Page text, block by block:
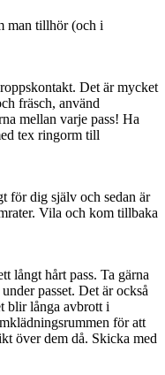
man tillhör (och i
Det är mycket
fräsch, använd
mellan varje pass! Ha
tex ringorm till
för dig själv och sedan är
Vila och kom tillbaka
långt hårt pass. Ta gärna
passet. Det är också
blir långa avbrott i
för att
över dem då. Skicka med